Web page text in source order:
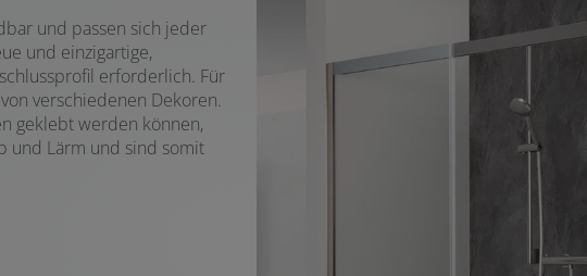
und passen sich jeder
und einzigartige,
erforderlich. Für
verschiedenen Dekoren.
geklebt werden können,
und Lärm und sind somit